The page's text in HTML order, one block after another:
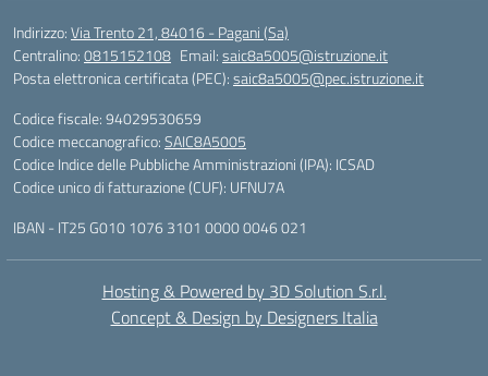
Indirizzo:Via Trento 21, 84016 - Pagani (Sa)
Centralino:0815152108 Email:saic8a5005@istruzione.it
Posta elettronica certificata (PEC):saic8a5005@pec.istruzione.it
Codice fiscale: 94029530659
Codice meccanografico:SAIC8A5005
Codice Indice delle Pubbliche Amministrazioni (IPA): ICSAD
Codice unico di fatturazione (CUF): UFNU7A
IBAN - IT25 G010 1076 3101 0000 0046 021
Hosting & Powered by 3D Solution S.r.l.
Concept & Design by Designers Italia